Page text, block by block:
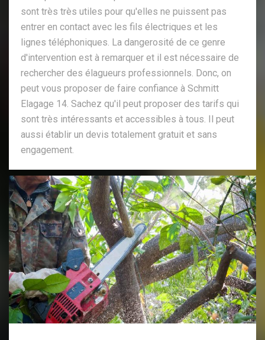
sont très très utiles pour qu'elles ne puissent pas
entrer en contact avec les fils électriques et les
lignes téléphoniques. La dangerosité de ce genre
d'intervention est à remarquer et il est nécessaire de
rechercher des élagueurs professionnels. Donc, on
peut vous proposer de faire confiance à Schmitt
Elagage 14. Sachez qu'il peut proposer des tarifs qui
sont très intéressants et accessibles à tous. Il peut
aussi établir un devis totalement gratuit et sans
engagement.